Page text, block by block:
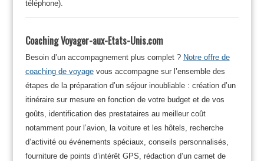
téléphone).
Coaching Voyager-aux-Etats-Unis.com
Besoin d’un accompagnement plus complet ? Notre offre de
coaching de voyagevous accompagne sur l’ensemble des
étapes de la préparation d’un séjour inoubliable : création d’un
itinéraire sur mesure en fonction de votre budget et de vos
goûts, identification des prestataires au meilleur coût
notamment pour l’avion, la voiture et les hôtels, recherche
d’activité ou événements spéciaux, conseils personnalisés,
fourniture de points d’intérêt GPS, rédaction d’un carnet de